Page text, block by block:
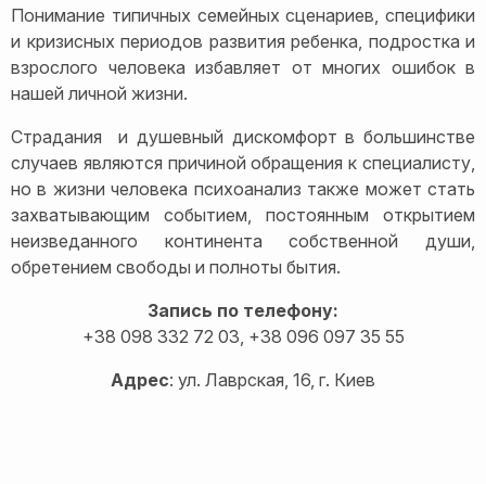
Понимание типичных семейных сценариев, специфики
и кризисных периодов развития ребенка, подростка и
взрослого человека избавляет от многих ошибок в
нашей личной жизни.
Страдания и душевный дискомфорт в большинстве
случаев являются причиной обращения к специалисту,
но в жизни человека психоанализ также может стать
захватывающим событием, постоянным открытием
неизведанного континента собственной души,
обретением свободы и полноты бытия.
Запись по телефону:
+38 098 332 72 03, +38 096 097 35 55
Адрес: ул. Лаврская, 16, г. Киев